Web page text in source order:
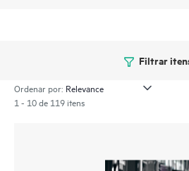
Filtrar
Ordenar por:
1 - 10 de 119 itens